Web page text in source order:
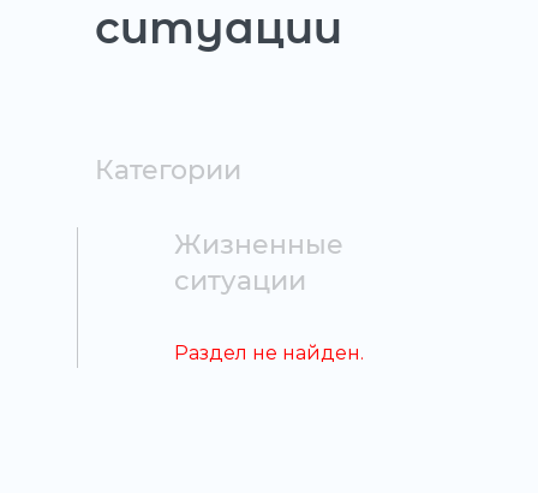
ситуации
Категории
Жизненные
ситуации
Раздел не найден.